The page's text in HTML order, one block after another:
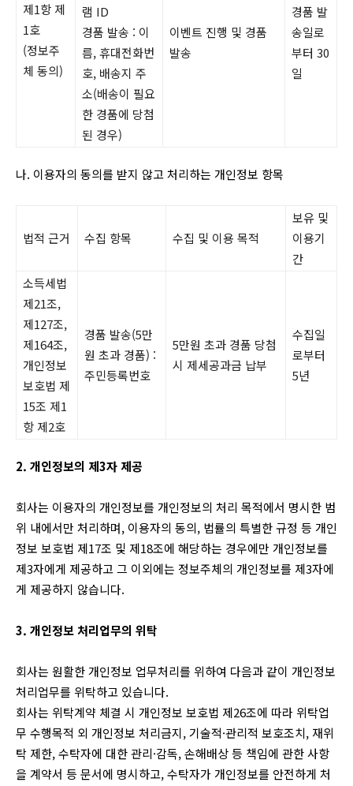
제1항 제
1호
(정보주
체 동의)
램 ID
경품 발송 : 이
름, 휴대전화번
호, 배송지 주
소(배송이 필요
한 경품에 당첨
된 경우)
이벤트 진행 및 경품
발송
경품 발
송일로
부터 30
일
나. 이용자의 동의를 받지 않고 처리하는 개인정보 항목
법적 근거 수집 항목 수집 및 이용 목적
보유 및
이용기
간
소득세법
제21조,
제127조,
제164조,
개인정보
보호법 제
15조 제1
항 제2호
경품 발송(5만
원 초과 경품) :
주민등록번호
5만원 초과 경품 당첨
시 제세공과금 납부
수집일
로부터
5년
2. 개인정보의 제3자 제공
회사는 이용자의 개인정보를 개인정보의 처리 목적에서 명시한 범
위 내에서만 처리하며, 이용자의 동의, 법률의 특별한 규정 등 개인
정보 보호법 제17조 및 제18조에 해당하는 경우에만 개인정보를
제3자에게 제공하고 그 이외에는 정보주체의 개인정보를 제3자에
게 제공하지 않습니다.
3. 개인정보 처리업무의 위탁
회사는 원활한 개인정보 업무처리를 위하여 다음과 같이 개인정보
처리업무를 위탁하고 있습니다.
회사는 위탁계약 체결 시 개인정보 보호법 제26조에 따라 위탁업
무 수행목적 외 개인정보 처리금지, 기술적·관리적 보호조치, 재위
탁 제한, 수탁자에 대한 관리·감독, 손해배상 등 책임에 관한 사항
을 계약서 등 문서에 명시하고, 수탁자가 개인정보를 안전하게 처